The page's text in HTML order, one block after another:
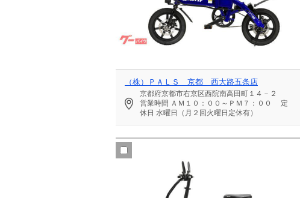
（株）ＰＡＬＳ 京都 西大路五条店
京都府京都市右京区西院南高田町１４－２
営業時間 ＡＭ１０：００～ＰＭ７：００
定
休日 水曜日（月２回火曜日定休有）